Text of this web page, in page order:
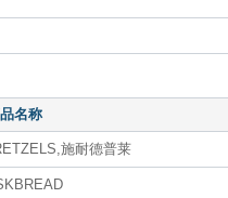
名称
施耐德普莱